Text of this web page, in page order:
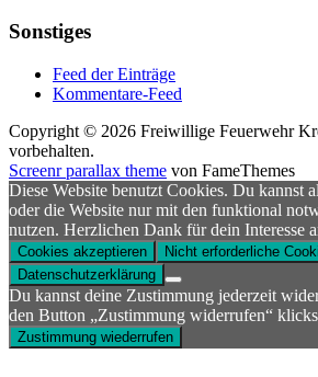
Sonstiges
Feed der Einträge
Kommentare-Feed
Copyright © 2026 Freiwillige Feuerwehr
vorbehalten.
Screenr parallax theme von FameThemes
Diese Website benutzt Cookies. Du kannst
oder die Website nur mit den funktional
nutzen. Herzlichen Dank für dein Interesse
Cookies akzeptieren
Nicht erforderliche
Datenschutzerklärung
Du kannst deine Zustimmung jederzeit
den Button „Zustimmung widerrufen“
Zustimmung wiederrufen